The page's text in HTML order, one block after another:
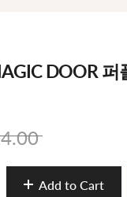
DOOR 퍼
Add to Cart